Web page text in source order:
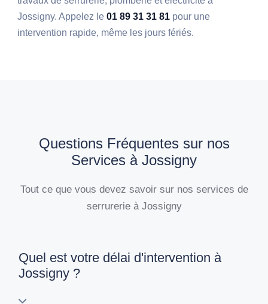
Jossigny. Appelez le01 89 31 31 81 pour une
intervention rapide, même les jours fériés.
Questions Fréquentes sur nos
Services à Jossigny
Tout ce que vous devez savoir sur nos services de
serrurerie à Jossigny
Quel est votre délai d'intervention à
Jossigny ?